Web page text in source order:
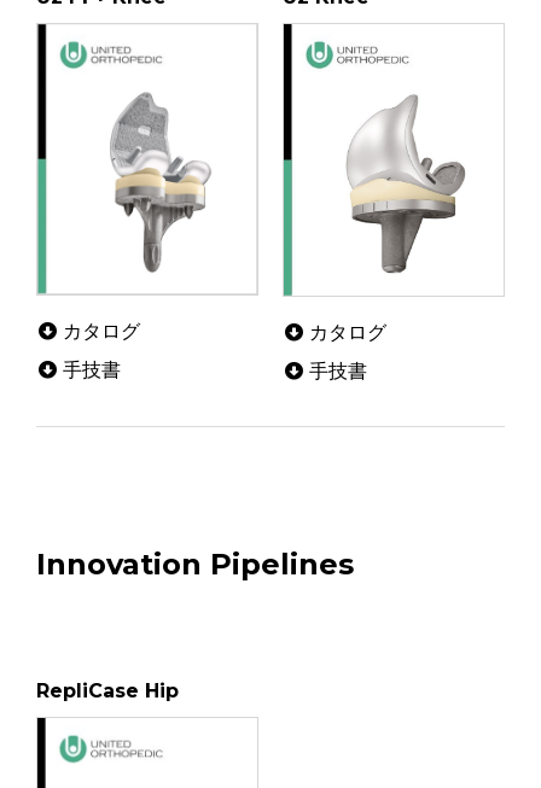
カタログ
手技書
カタログ
手技書
Innovation Pipelines
RepliCase Hip